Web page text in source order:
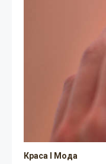
Краса І Мода